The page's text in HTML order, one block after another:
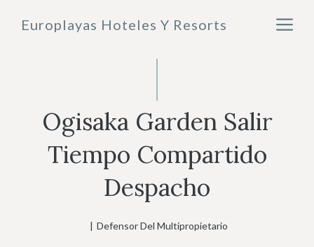
Europlayas Hoteles Y Resorts
Ogisaka Garden Salir
Tiempo Compartido
Despacho
| Defensor Del Multipropietario